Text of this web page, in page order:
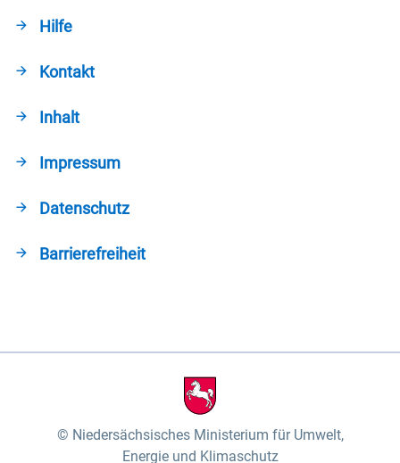
Hilfe
Kontakt
Inhalt
Impressum
Datenschutz
Barrierefreiheit
Niedersächsisches Ministerium für Umwelt,
Energie und Klimaschutz